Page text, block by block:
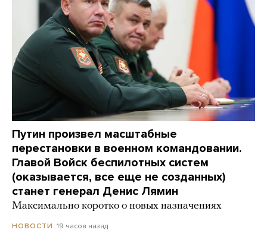
Путин произвел масштабные
перестановки в военном командовании.
Главой Войск беспилотных систем
(оказывается, все еще не созданных)
станет генерал Денис Лямин
Максимально коротко о новых назначениях
НОВОСТИ 19 часов назад